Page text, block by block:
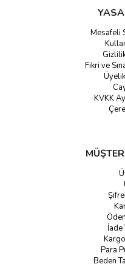
ve aşınmaya karşı
sert dış mekan oyunları
Doğru
ağlar, top potadan
net bir şekilde
Güvenilir Markaların
ziyaret edin ve sahanızın
Mesafeli
Fikri ve
KVKK
İade
Para
Beden